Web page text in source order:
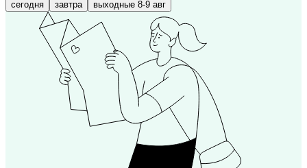
сегодня завтра выходные 8-9 авг